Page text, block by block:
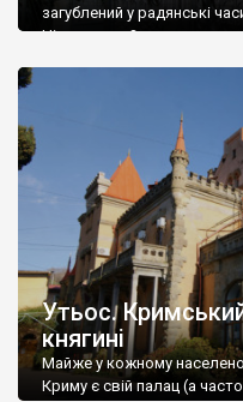
загублений у радянські
Ніжин греки?
Утьос.
княгині
Майже у кожному
Криму є свій палац (а